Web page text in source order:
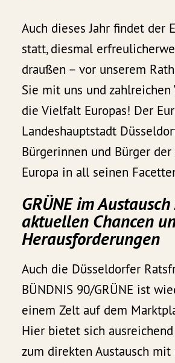
Auch dieses Jahr findet der
statt, diesmal
draußen – vor unserem
Sie mit uns und zahlreichen
die Vielfalt Europas! Der
Landeshauptstadt
Bürgerinnen und Bürger der
Europa in all seinen
GRÜNE im
aktuellen Chancen
Herausforderungen
Auch die Düsseldorfer
BÜNDNIS 90/GRÜNE ist
einem Zelt auf dem
Hier bietet sich
zum direkten Austausch mit